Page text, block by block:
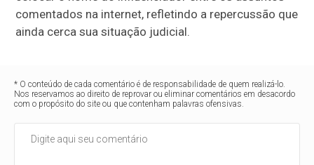
comentados na internet, refletindo a repercussão que
ainda cerca sua situação judicial.
* O conteúdo de cada comentário é de responsabilidade de quem realizá-lo.
Nos reservamos ao direito de reprovar ou eliminar comentários em desacordo
com o propósito do site ou que contenham palavras ofensivas.